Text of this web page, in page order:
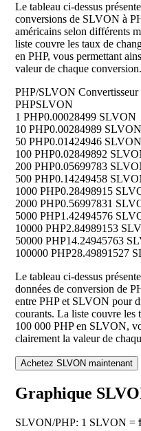
Le tableau ci-dessus
conversions de SLVON à
américains selon différents
liste couvre les taux de
en PHP, vous permettant
valeur de chaque conversion.
PHP/SLVON Convertisseur
PHPSLVON
1 PHP0.00028499 SLVON
10 PHP0.00284989 SLVON
50 PHP0.01424946 SLVON
100 PHP0.02849892
200 PHP0.05699783
500 PHP0.14249458
1000 PHP0.28498915
2000 PHP0.56997831
5000 PHP1.42494576
10000 PHP2.84989153
50000 PHP14.24945763
100000 PHP28.49891527
Le tableau ci-dessus
données de conversion de
entre PHP et SLVON pour
courants. La liste couvre les
100 000 PHP en SLVON,
clairement la valeur de
Achetez SLVON maintenant
Graphique
SLVON/PHP: 1 SLVON =